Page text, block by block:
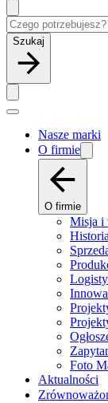
Szukaj
Nasze marki
O firmie
O firmie
Misja i
Foto
Aktualności